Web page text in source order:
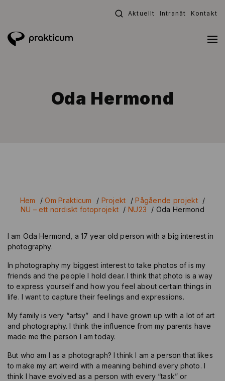
Aktuellt Intranät Kontakt
Oda Hermond
Hem /Om Prakticum / Projekt /Pågående projekt /
NU – ett nordiskt fotoprojekt / NU23 / Oda Hermond
I am Oda Hermond, a 17 year old person with a big interest in
photography.
In photography my biggest interest to take photos of is my
friends and the people I hold dear. I think that photo is a way
to express yourself and how you feel about certain things in
life. I want to capture their feelings and expressions.
My family is very “artsy” and I have grown up with a lot of art
and photography. I think the influence from my parents have
made me the person I am today.
But who am I as a photograph? I think I am a person that likes
to make my art weird with a meaning behind every photo. I
think I have evolved as a person with every “task” or